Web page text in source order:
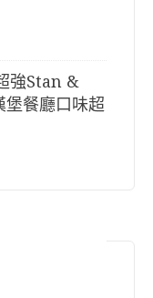
強Stan &
堡餐廳口味超